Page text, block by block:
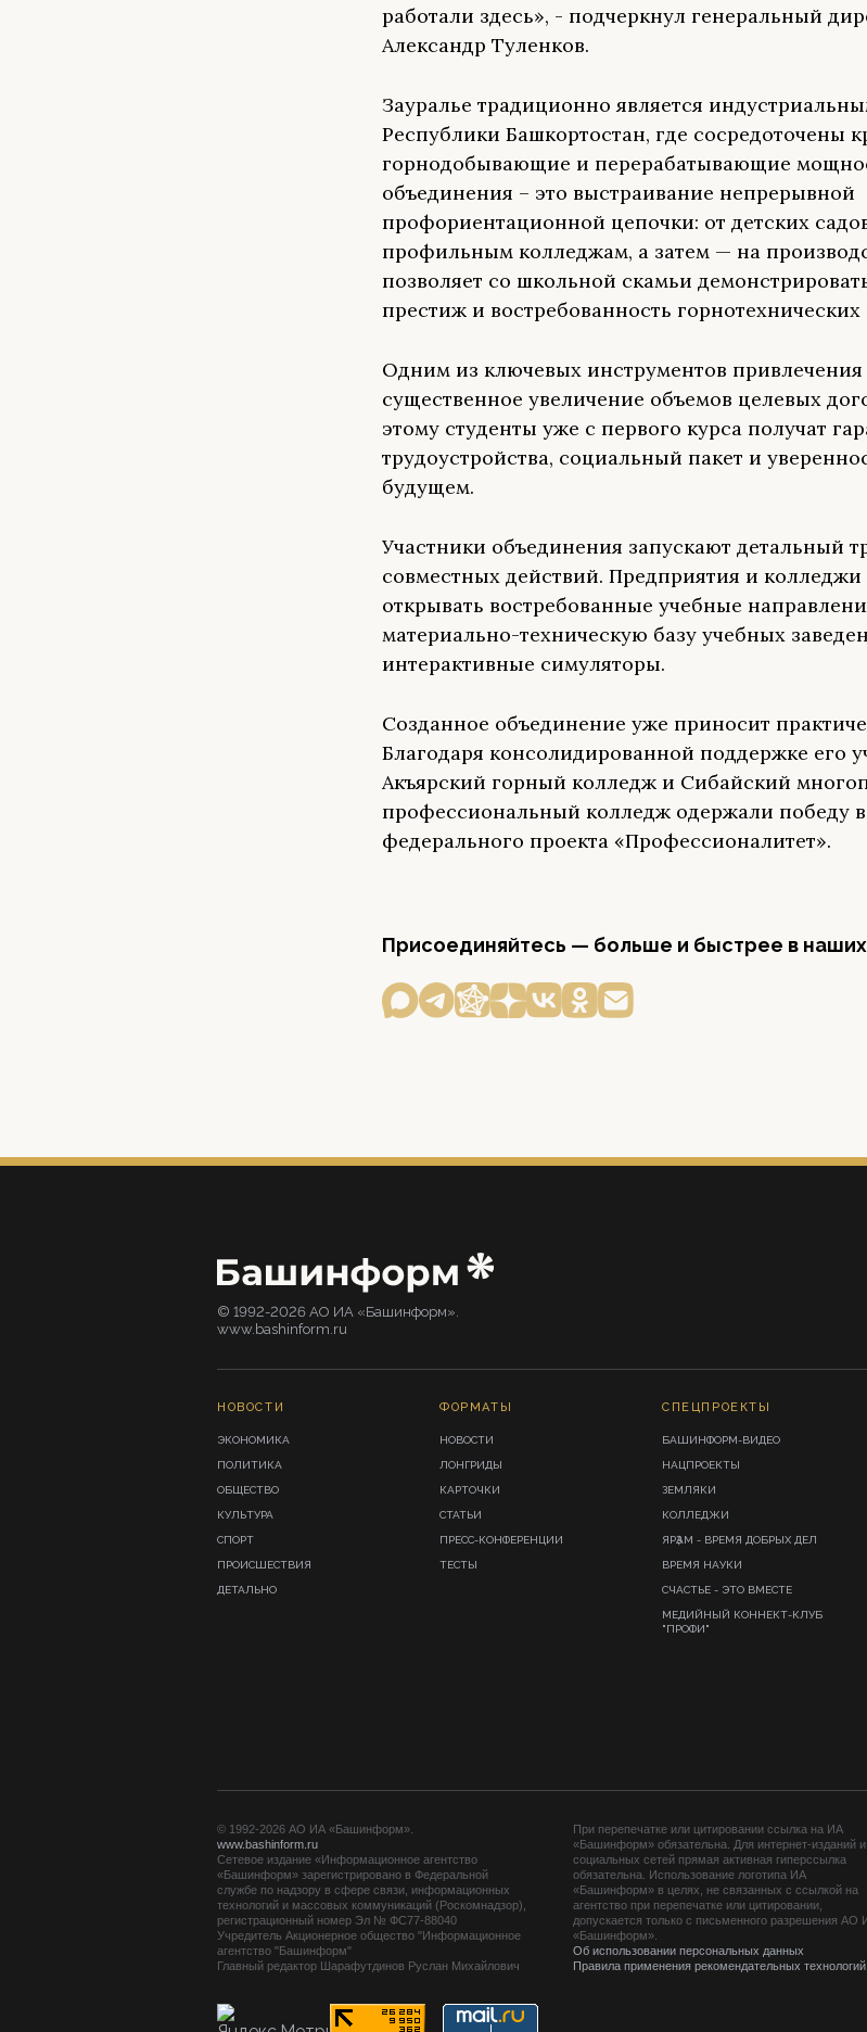
работали здесь», - подчеркнул генеральный
Александр Туленков.
Зауралье традиционно является
Республики Башкортостан, где сосредоточены
горнодобывающие и перерабатывающие
объединения – это выстраивание непрерывной
профориентационной цепочки: от детских
профильным колледжам, а затем — на
позволяет со школьной скамьи
престиж и востребованность
Одним из ключевых инструментов
существенное увеличение объемов целевых
этому студенты уже с первого курса получат
трудоустройства, социальный пакет и
будущем.
Участники объединения запускают детальный
совместных действий. Предприятия и колледжи
открывать востребованные учебные
материально-техническую базу учебных
интерактивные симуляторы.
Созданное объединение уже приносит
Благодаря консолидированной поддержке его
Акъярский горный колледж и Сибайский
профессиональный колледж одержали победу в
федерального проекта «Профессионалитет».
Присоединяйтесь — больше и быстрее в наших
© 1992-2026 АО ИА «Башинформ».
www.bashinform.ru
НОВОСТИ
ЭКОНОМИКА
ПОЛИТИКА
ОБЩЕСТВО
КУЛЬТУРА
СПОРТ
ПРОИСШЕСТВИЯ
ДЕТАЛЬНО
ФОРМАТЫ
НОВОСТИ
ЛОНГРИДЫ
КАРТОЧКИ
СТАТЬИ
ПРЕСС-КОНФЕРЕНЦИИ
ТЕСТЫ
СПЕЦПРОЕКТЫ
БАШИНФОРМ-ВИДЕО
НАЦПРОЕКТЫ
ЗЕМЛЯКИ
КОЛЛЕДЖИ
ЯРҘАМ - ВРЕМЯ ДОБРЫХ ДЕЛ
ВРЕМЯ НАУКИ
СЧАСТЬЕ - ЭТО ВМЕСТЕ
МЕДИЙНЫЙ КОННЕКТ-КЛУБ
"ПРОФИ"
© 1992-2026 АО ИА «Башинформ».
www.bashinform.ru
Сетевое издание «Информационное агентство
«Башинформ» зарегистрировано в Федеральной
службе по надзору в сфере связи, информационных
технологий и массовых коммуникаций (Роскомнадзор),
регистрационный номер Эл № ФС77-88040
Учредитель Акционерное общество "Информационное
агентство "Башинформ"
Главный редактор Шарафутдинов Руслан Михайлович
При перепечатке или цитировании ссылка на ИА
«Башинформ» обязательна. Для интернет-изданий и
социальных сетей прямая активная гиперссылка
обязательна. Использование логотипа ИА
«Башинформ» в целях, не связанных с ссылкой на
агентство при перепечатке или цитировании,
допускается только с письменного разрешения АО
«Башинформ».
Об использовании персональных данных
Правила применения рекомендательных технологий